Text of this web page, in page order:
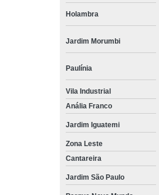
Holambra
Jardim Morumbi
Paulínia
Vila Industrial
Anália Franco
Jardim Iguatemi
Zona Leste
Cantareira
Jardim São Paulo